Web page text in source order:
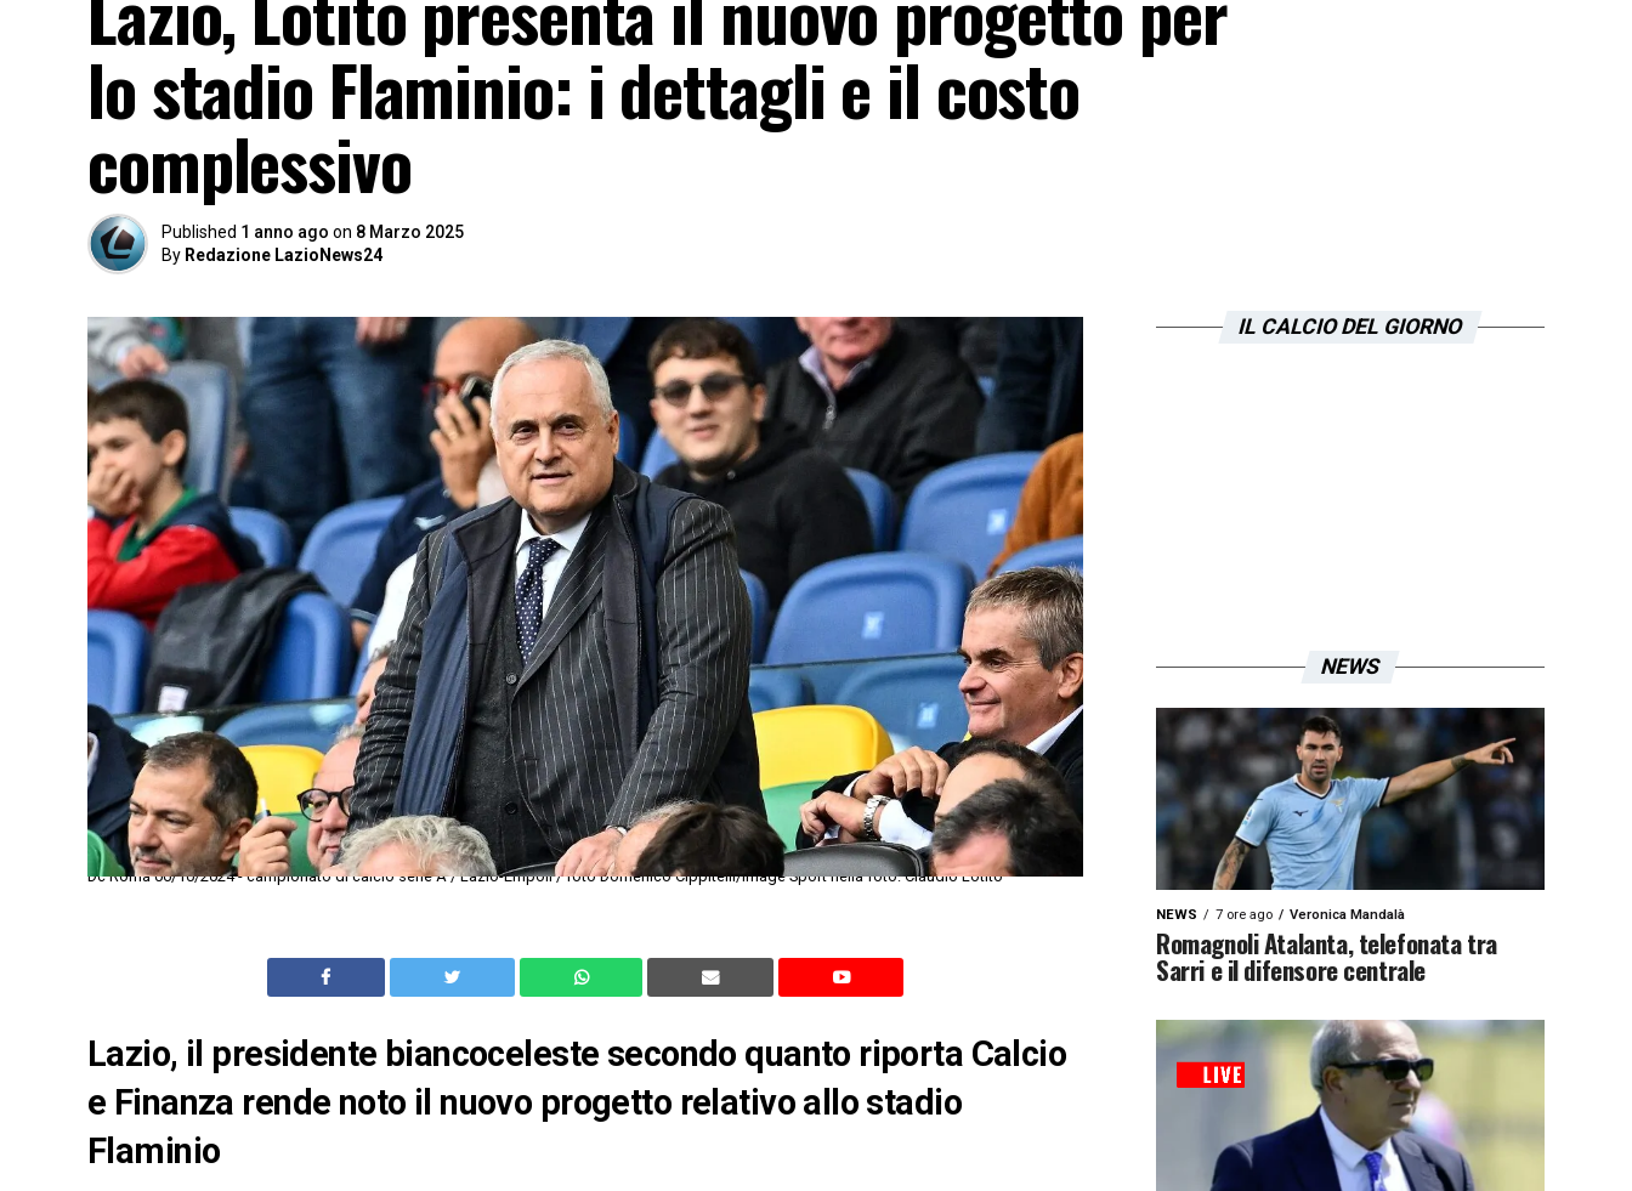
lo stadio Flaminio: i dettagli e il costo
complessivo
Published 1 anno ago on 8 Marzo 2025
By Redazione LazioNews24
Dc Roma 06/10/2024 - campionato di calcio serie A / Lazio-Empoli / foto Domenico Cippitelli/Image Sport nella foto: Claudio Lotito
Lazio, il presidente biancoceleste secondo quanto riporta Calcio
e Finanza rende noto il nuovo progetto relativo allo stadio
Flaminio
IL CALCIO DEL GIORNO
NEWS
NEWS 7 ore ago Veronica Mandalà
Romagnoli Atalanta, telefonata tra
Sarri e il difensore centrale